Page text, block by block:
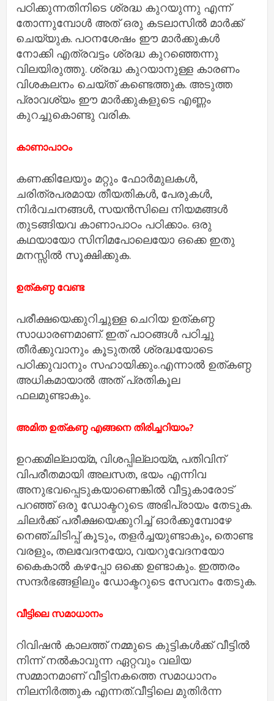
പഠിക്കുന്നതിനിടെ ശ്രദ്ധ കുറയുന്നു എന്ന്
തോന്നുമ്പോള്‍ അത് ഒരു കടലാസില്‍ മാര്‍ക്ക്
ചെയ്യുക. പഠനശേഷം ഈ മാര്‍ക്കുകള്‍
നോക്കി എത്രവട്ടം ശ്രദ്ധ കുറഞ്ഞെന്നു
വിലയിരുത്തു. ശ്രദ്ധ കുറയാനുള്ള കാരണം
വിശകലനം ചെയ്ത് കണ്ടെത്തുക. അടുത്ത
പ്രാവശ്യം ഈ മാര്‍ക്കുകളുടെ എണ്ണം
കുറച്ചുകൊണ്ടു വരിക.
കാണാപാഠം
കണക്കിലേയും മറ്റും ഫോര്‍മുലകള്‍,
ചരിത്രപരമായ തീയതികള്‍, പേരുകള്‍,
നിര്‍വചനങ്ങള്‍, സയന്‍സിലെ നിയമങ്ങള്‍
തുടങ്ങിയവ കാണാപാഠം പഠിക്കാം. ഒരു
കഥയായോ സിനിമപോലെയോ ഒക്കെ ഇതു
മനസ്സില്‍ സൂക്ഷിക്കുക.
ഉത്കണ്ഠ വേണ്ട
പരീക്ഷയെക്കുറിച്ചുള്ള ചെറിയ ഉത്കണ്ഠ
സാധാരണമാണ്. ഇത് പാഠങ്ങള്‍ പഠിച്ചു
തീര്‍ക്കുവാനും കൂടുതല്‍ ശ്രദ്ധയോടെ
പഠിക്കുവാനും സഹായിക്കും.എന്നാല്‍ ഉത്കണ്ഠ
അധികമായാല്‍ അത് പ്രതികൂല
ഫലമുണ്ടാകും.
അമിത ഉത്കണ്ഠ എങ്ങനെ തിരിച്ചറിയാം?
ഉറക്കമില്ലായ്മ, വിശപ്പില്ലായ്മ, പതിവിന്
വിപരീതമായി അലസത, ഭയം എന്നിവ
അനുഭവപ്പെടുകയാണെങ്കില്‍ വീട്ടുകാരോട്
പറഞ്ഞ് ഒരു ഡോക്ടറുടെ അഭിപ്രായം തേടുക.
ചിലര്‍ക്ക് പരീക്ഷയെക്കുറിച്ച് ഓര്‍ക്കുമ്പോഴേ
നെഞ്ചിടിപ്പ് കൂടും, തളര്‍ച്ചയുണ്ടാകും, തൊണ്ട
വരളും, തലവേദനയോ, വയറുവേദനയോ
കൈകാല്‍ കഴപ്പോ ഒക്കെ ഉണ്ടാകും. ഇത്തരം
സന്ദര്‍ഭങ്ങളിലും ഡോക്ടറുടെ സേവനം തേടുക.
വീട്ടിലെ സമാധാനം
റിവിഷന്‍ കാലത്ത് നമ്മുടെ കുട്ടികള്‍ക്ക് വീട്ടില്‍
നിന്ന് നല്‍കാവുന്ന ഏറ്റവും വലിയ
സമ്മാനമാണ് വീട്ടിനകത്തെ സമാധാനം
നിലനിര്‍ത്തുക എന്നത്.വീട്ടിലെ മുതിര്‍ന്ന